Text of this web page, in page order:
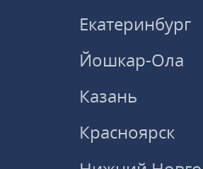
Екатеринбург
Йошкар-Ола
Казань
Красноярск